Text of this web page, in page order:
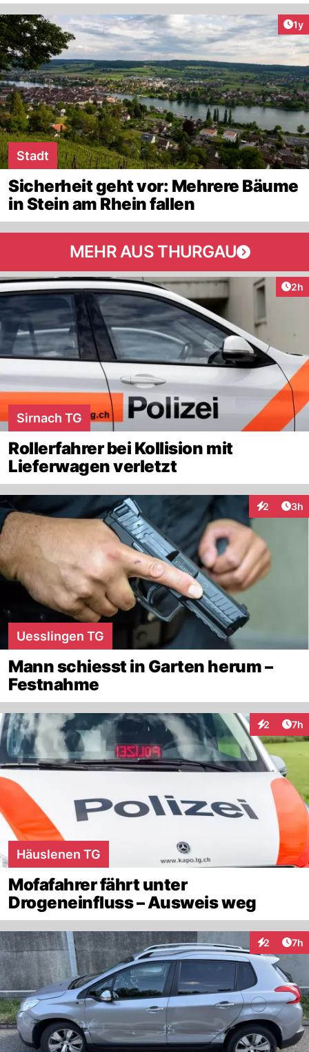
1y
Stadt
Sicherheit geht vor: Mehrere Bäume
in Stein am Rhein fallen
MEHR AUS THURGAU
2h
Sirnach TG
Rollerfahrer bei Kollision mit
Lieferwagen verletzt
2 3h
Uesslingen TG
Mann schiesst in Garten herum –
Festnahme
2 7h
Häuslenen TG
Mofafahrer fährt unter
Drogeneinfluss – Ausweis weg
2 7h